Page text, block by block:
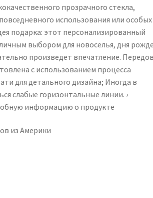
прозрачного стекла,
использования или особых
подарка: этот персонализированный
выбором для новоселья, дня
произведет впечатление.
​​с использованием процесса
для детального дизайна; Иногда в
слабые горизонтальные линии. ›
информацию о продукте
из Америки